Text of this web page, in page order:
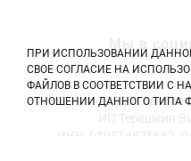
Мы в
2026 год. Все
ПРИ ИСПОЛЬЗОВАНИИ
СВОЕ СОГЛАСИЕ НА
ФАЙЛОВ В СООТВЕТСТВИИ С
ОТНОШЕНИИ ДАННОГО ТИПА